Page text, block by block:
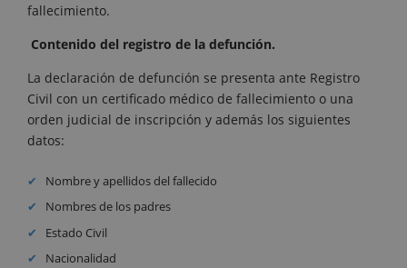
fallecimiento.
Contenido del registro de la defunción.
La declaración de defunción se presenta ante Registro
Civil con un certificado médico de fallecimiento o una
orden judicial de inscripción y además los siguientes
datos:
Nombre y apellidos del fallecido
Nombres de los padres
Estado Civil
Nacionalidad